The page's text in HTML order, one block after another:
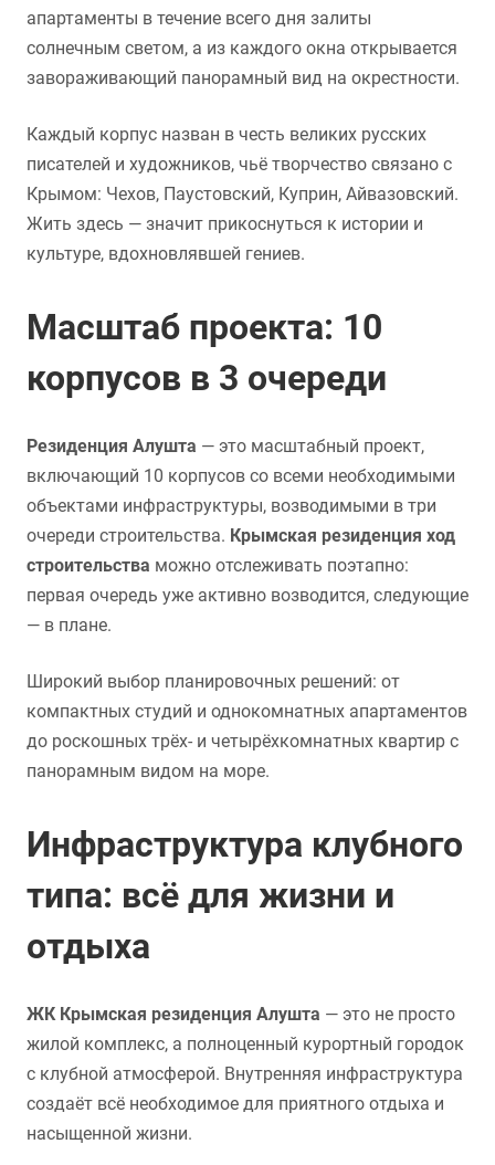
апартаменты в течение всего дня залиты
солнечным светом, а из каждого окна открывается
завораживающий панорамный вид на окрестности.
Каждый корпус назван в честь великих русских
писателей и художников, чьё творчество связано с
Крымом: Чехов, Паустовский, Куприн, Айвазовский.
Жить здесь — значит прикоснуться к истории и
культуре, вдохновлявшей гениев.
Масштаб проекта: 10
корпусов в 3 очереди
Резиденция Алушта — это масштабный проект,
включающий 10 корпусов со всеми необходимыми
объектами инфраструктуры, возводимыми в три
очереди строительства. Крымская резиденция ход
строительства можно отслеживать поэтапно:
первая очередь уже активно возводится, следующие
— в плане.
Широкий выбор планировочных решений: от
компактных студий и однокомнатных апартаментов
до роскошных трёх- и четырёхкомнатных квартир с
панорамным видом на море.
Инфраструктура клубного
типа: всё для жизни и
отдыха
ЖК Крымская резиденция Алушта — это не просто
жилой комплекс, а полноценный курортный городок
с клубной атмосферой. Внутренняя инфраструктура
создаёт всё необходимое для приятного отдыха и
насыщенной жизни.